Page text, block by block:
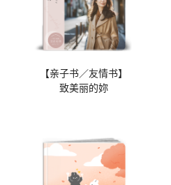
【亲子书／友情书】
致美丽的妳